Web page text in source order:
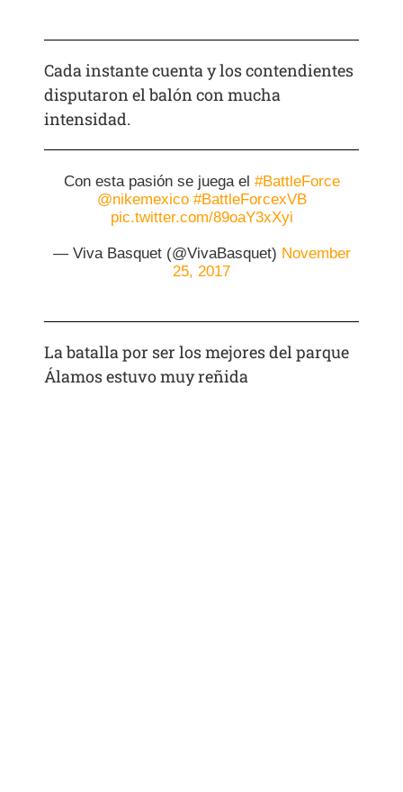
Cada instante cuenta y los contendientes
disputaron el balón con mucha
intensidad.
Con esta pasión se juega el #BattleForce
@nikemexico #BattleForcexVB
pic.twitter.com/89oaY3xXyi
— Viva Basquet (@VivaBasquet) November
25, 2017
La batalla por ser los mejores del parque
Álamos estuvo muy reñida